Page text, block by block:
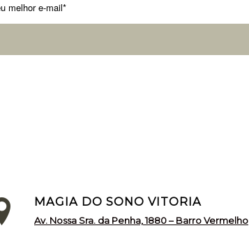
MAGIA DO SONO VITORIA
Av. Nossa Sra. da Penha, 1880 – Barro Vermelho